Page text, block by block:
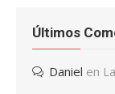
Últimos
Daniel en